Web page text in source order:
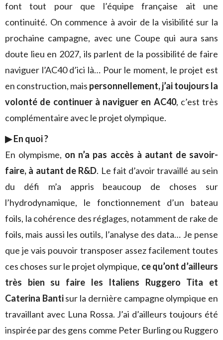
font tout pour que l’équipe française ait une
continuité. On commence à avoir de la visibilité sur la
prochaine campagne, avec une Coupe qui aura sans
doute lieu en 2027, ils parlent de la possibilité de faire
naviguer l’AC40 d’ici là… Pour le moment, le projet est
en construction, mais personnellement, j’ai toujours la
volonté de continuer à naviguer en AC40, c’est très
complémentaire avec le projet olympique.
▶ En quoi ?
En olympisme, on n’a pas accès à autant de savoir-
faire, à autant de R&D. Le fait d’avoir travaillé au sein
du défi m’a appris beaucoup de choses sur
l’hydrodynamique, le fonctionnement d’un bateau
foils, la cohérence des réglages, notamment de rake de
foils, mais aussi les outils, l’analyse des data… Je pense
que je vais pouvoir transposer assez facilement toutes
ces choses sur le projet olympique, ce qu’ont d’ailleurs
très bien su faire les Italiens Ruggero Tita et
Caterina Bantisur la dernière campagne olympique en
travaillant avec Luna Rossa. J’ai d’ailleurs toujours été
inspirée par des gens comme Peter Burling ou Ruggero